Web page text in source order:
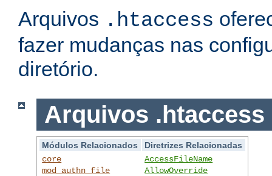
Arquivos .htaccess
fazer mudanças nas
diretório.
Arquivos .htaccess
Módulos Relacionados
Diretrizes Relacionadas
core
mod_authn_file
AccessFileName
AllowOverride